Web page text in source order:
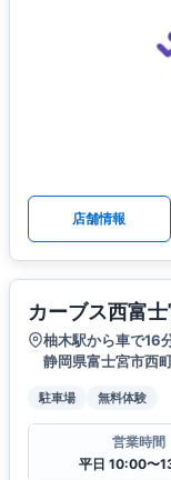
店舗情報
カーブス西富
柚木駅から車で16
静岡県富士宮市西
駐車場 無料体験
営業時間
平日 10:00〜